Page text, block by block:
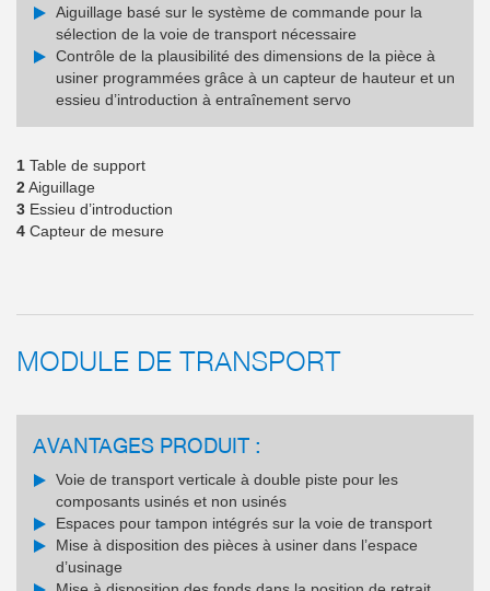
Aiguillage basé sur le système de commande pour la
sélection de la voie de transport nécessaire
Contrôle de la plausibilité des dimensions de la pièce à
usiner programmées grâce à un capteur de hauteur et un
essieu d’introduction à entraînement servo
1 Table de support
2Aiguillage
3 Essieu d’introduction
4 Capteur de mesure
MODULE DE TRANSPORT
AVANTAGES PRODUIT :
Voie de transport verticale à double piste pour les
composants usinés et non usinés
Espaces pour tampon intégrés sur la voie de transport
Mise à disposition des pièces à usiner dans l’espace
d’usinage